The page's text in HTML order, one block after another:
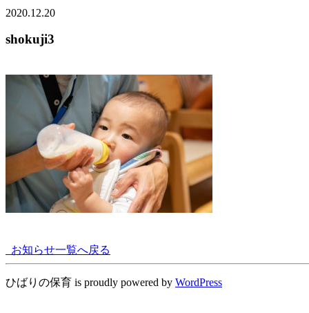
2020.12.20
shokuji3
お知らせ一覧へ戻る
ひばりの保育 is proudly powered by WordPress